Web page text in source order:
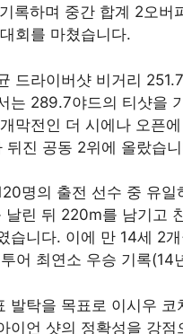
록하며 중간 합계 2오버
회를 마쳤습니다.
드라이버샷 비거리
는 289.7야드의 티샷을
막전인 더 시에나 오픈
뒤진 공동 2위에 올랐습
명의 출전 선수 중 유
날린 뒤 220m를 남기고
습니다. 이에 만 14세 2
어 최연소 우승 기록
발탁을 목표로 이시우
이언 샷의 정확성을 강